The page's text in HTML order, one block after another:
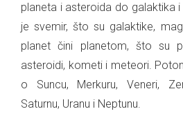
planeta i asteroida do galaktika
je svemir, što su galaktike,
planet čini planetom, što su
asteroidi, kometi i meteori.
o Suncu, Merkuru, Veneri,
Saturnu, Uranu i Neptunu.